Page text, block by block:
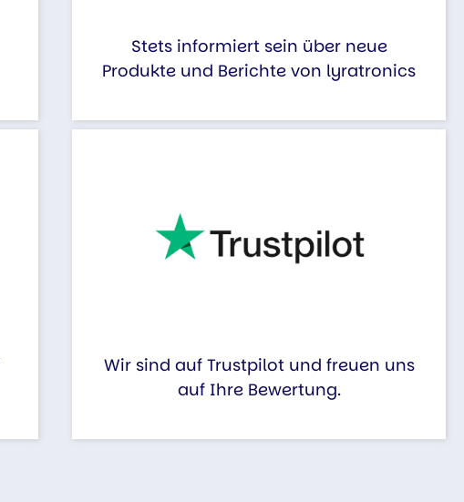
Stets informiert sein über neue
Produkte und Berichte von lyratronics
Wir sind auf Trustpilot und freuen uns
auf Ihre Bewertung.